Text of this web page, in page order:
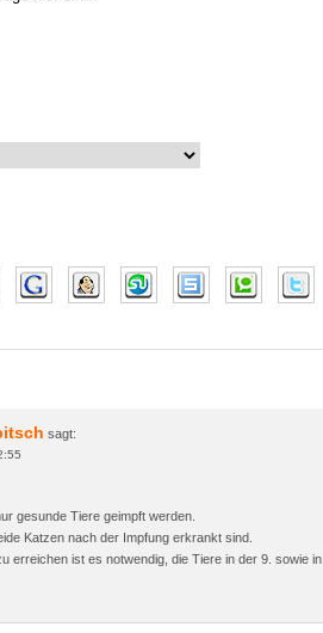
sagt:
gesunde Tiere geimpft werden.
Katzen nach der Impfung erkrankt sind.
erreichen ist es notwendig, die Tiere in der 9. sowie